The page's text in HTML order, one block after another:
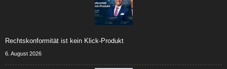
Rechtskonformität ist kein Klick-Produkt
6. August 2026